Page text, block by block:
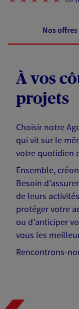
Nos offres
À vos
projets
Choisir notre
qui vit sur le
votre quotidien
Ensemble,
Besoin
de leurs
protéger votre
ou d'anticiper
vous les
Rencontrons-